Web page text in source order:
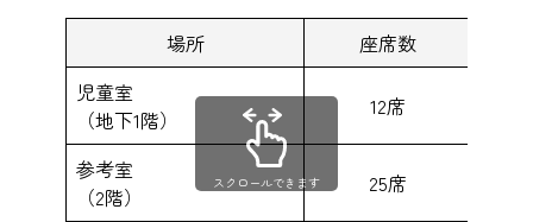
場所
座席数
児童室
（地下1階）
12席
参考室
（2階）
25席
スクロールできます